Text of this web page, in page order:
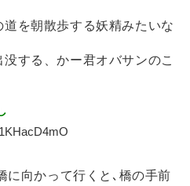
を朝散歩する妖精みたいな
する、かー君オバサンのこ
1KHacD4mO
に向かって行くと､橋の手前